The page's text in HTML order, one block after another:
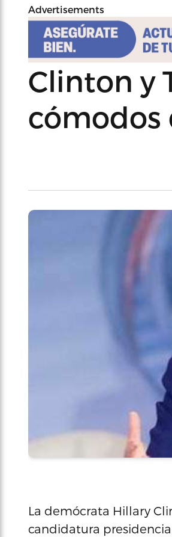
Advertisements
Clinton y
cómodos
La demócrata Hillary
candidatura